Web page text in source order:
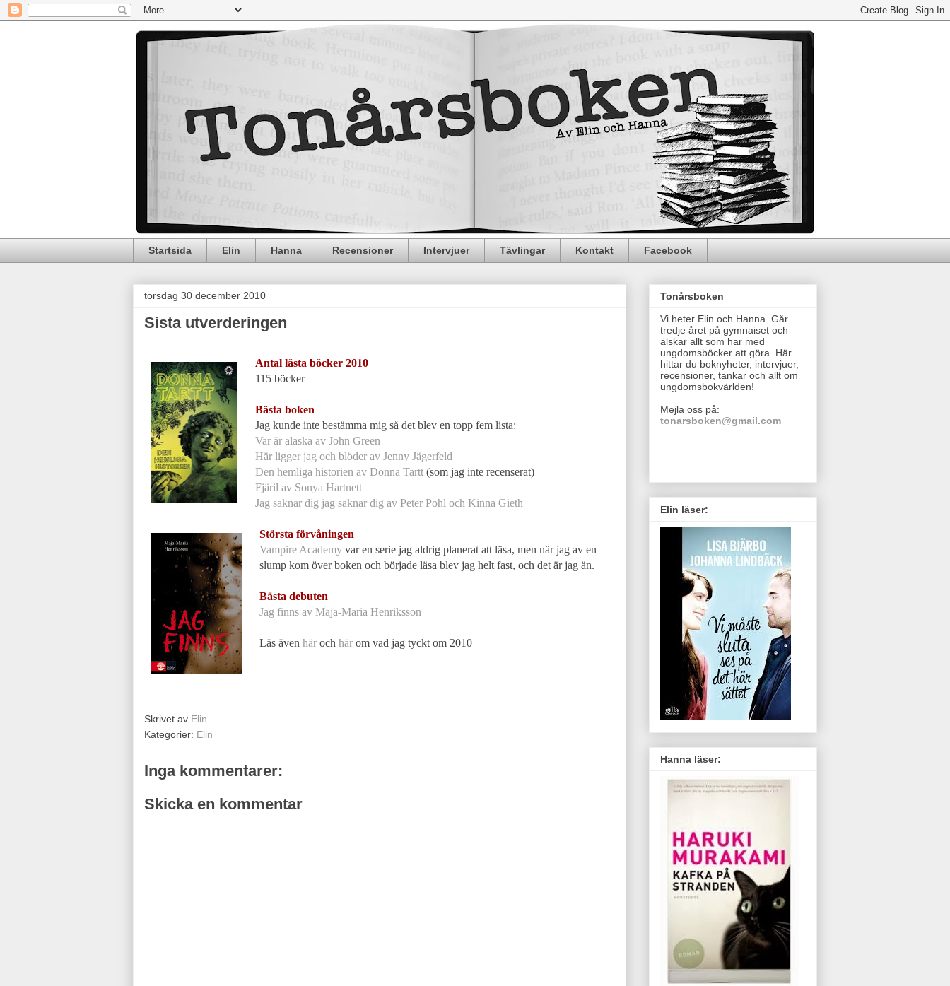
Startsida Elin Hanna Recensioner Intervjuer Tävlingar Kontakt Facebook
torsdag 30 december 2010
Sista utverderingen
Antal lästa böcker 2010
115 böcker
Bästa boken
Jag kunde inte bestämma mig så det blev en topp fem lista:
Var är alaska av John Green
Här ligger jag och blöder av Jenny Jägerfeld
Den hemliga historien av Donna Tartt (som jag inte recenserat)
Fjäril av Sonya Hartnett
Jag saknar dig jag saknar dig av Peter Pohl och Kinna Gieth
Största förvåningen
Vampire Academy var en serie jag aldrig planerat att läsa, men när jag av en
slump kom över boken och började läsa blev jag helt fast, och det är jag än.
Bästa debuten
Jag finns av Maja-Maria Henriksson
Läs även här och här om vad jag tyckt om 2010
Skrivet av Elin
Kategorier: Elin
Inga kommentarer:
Skicka en kommentar
Tonårsboken
Vi heter Elin och Hanna. Går
tredje året på gymnaiset och
älskar allt som har med
ungdomsböcker att göra. Här
hittar du boknyheter, intervjuer,
recensioner, tankar och allt om
ungdomsbokvärlden!
Mejla oss på:
tonarsboken@gmail.com
Elin läser:
Hanna läser: